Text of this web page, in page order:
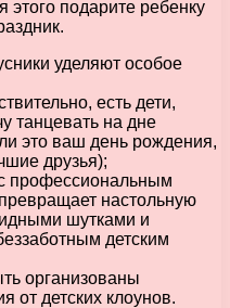
подарите ребенку
уделяют особое
есть дети,
танцевать на дне
это ваш день рождения,
друзья);
профессиональным
настольную
шутками и
детским
организованы
от детских клоунов.